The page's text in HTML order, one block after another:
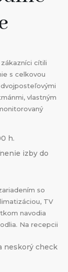
cítili
s celkovou
vlastným
h.
izby do
so
TV
navodia
Na recepcii
neskorý check